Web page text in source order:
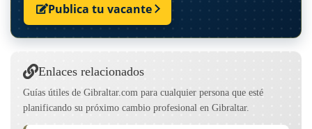
Publica tu vacante
Enlaces relacionados
Guías útiles de Gibraltar.com para cualquier persona que esté
planificando su próximo cambio profesional en Gibraltar.